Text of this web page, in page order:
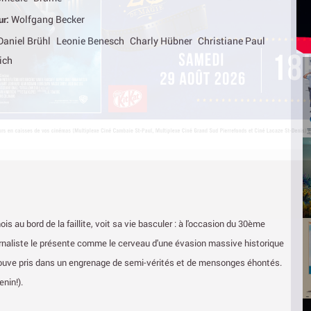
Wolfgang Becker
Brühl Leonie Benesch Charly Hübner Christiane Paul
au bord de la faillite, voit sa vie basculer : à l'occasion du 30ème
le présente comme le cerveau d'une évasion massive historique
pris dans un engrenage de semi-vérités et de mensonges éhontés.